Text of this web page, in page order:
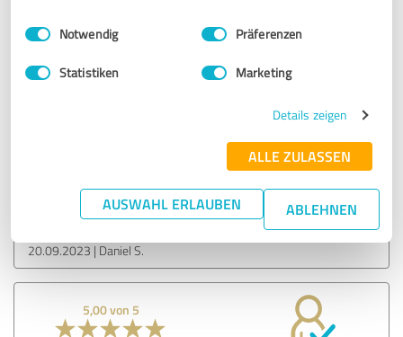
Impressum Datenschutzbestimmungen
Einwilligungsauswahl
Notwendig Präferenzen
Statistiken Marketing
Details zeigen
ALLE ZULASSEN
AUSWAHL ERLAUBEN ABLEHNEN
Reparaturen und Wartungen von VELUX und
Roto Dachfenstern.
20.09.2023 Daniel S.
5,00 von 5